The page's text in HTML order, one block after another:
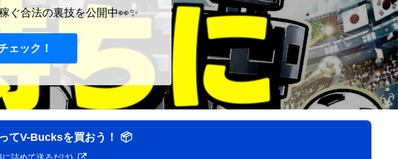
ぐ合法の裏技を公開中👀✨
ェック！
てV-Bucksを買おう！ 📦